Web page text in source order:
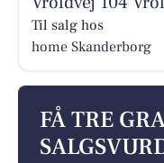
Til salg hos
home Skanderborg
FÅ TRE